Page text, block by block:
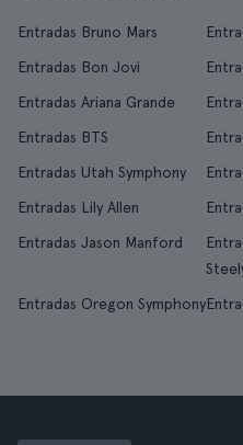
Entradas Bruno Mars
Entradas Bon Jovi
Entradas Ariana Grande
Entradas BTS
Entradas Utah Symphony
Entradas Lily Allen
Entradas Jason Manford
Entradas Oregon Symphony